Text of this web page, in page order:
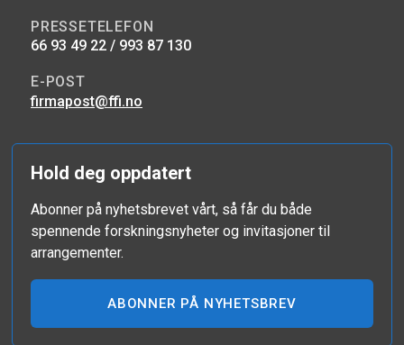
PRESSETELEFON
66 93 49 22 / 993 87 130
E-POST
firmapost@ffi.no
Hold deg oppdatert
Abonner på nyhetsbrevet vårt, så får du både
spennende forskningsnyheter og invitasjoner til
arrangementer.
ABONNER PÅ NYHETSBREV